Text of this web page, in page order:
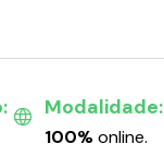
Modalidade:
100%online.